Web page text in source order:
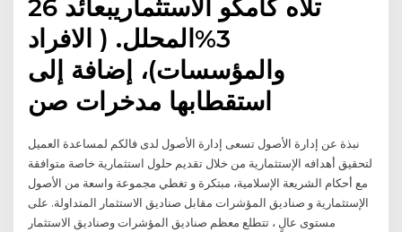
تلاه كامكو الاستثماريبعائد 26
3%المحلل. ( الافراد
والمؤسسات)، إضافة إلى
استقطابها مدخرات صن
نبذة عن إدارة الأصول تسعى إدارة الأصول لدى فالكم لمساعدة العميل
لتحقيق أهدافه الإستثمارية من خلال تقديم حلول استثمارية خاصة متوافقة
مع أحكام الشريعة الإسلامية، مبتكرة و تغطي مجموعة واسعة من الأصول
الإستثمارية و صناديق المؤشرات مقابل صناديق الاستثمار المتداولة. على
مستوى عالٍ ، تتطلع معظم صناديق المؤشرات وصناديق الاستثمار